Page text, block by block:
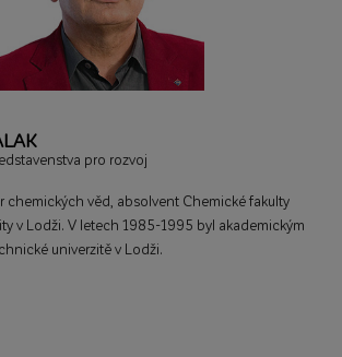
pro rozvoj
chemických věd, absolvent Chemické fakulty
v Lodži. V letech 1985-1995 byl akademickým
univerzitě v Lodži.